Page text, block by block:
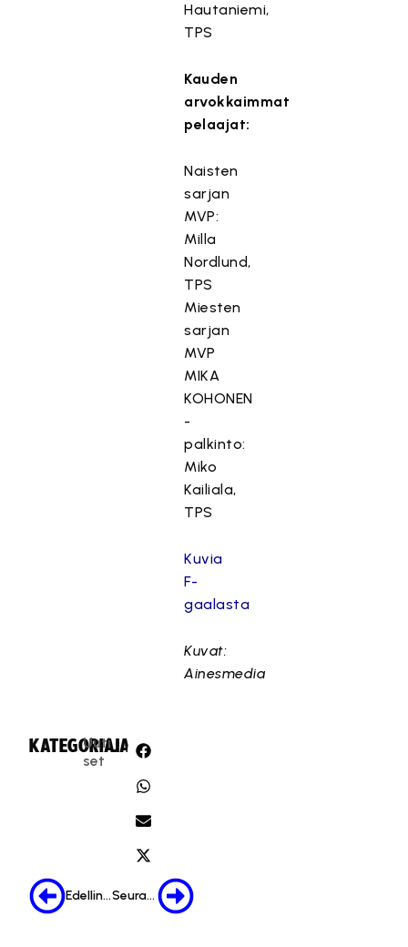
Hautaniemi,
TPS
Kauden
arvokkaimmat
pelaajat:
Naisten
sarjan
MVP:
Milla
Nordlund,
TPS
Miesten
sarjan
MVP
MIKA
KOHONEN
-
palkinto:
Miko
Kailiala,
TPS
Kuvia
F-
gaalasta
Kuvat:
Ainesmedia
KATEGORIA:
Uuti
set
JAA:
Edellinen Seuraava